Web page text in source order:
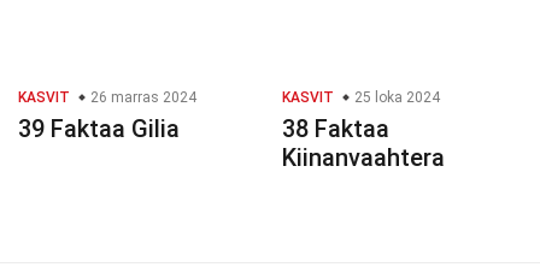
KASVIT 26 marras 2024
39 Faktaa Gilia
KASVIT 25 loka 2024
38 Faktaa
Kiinanvaahtera